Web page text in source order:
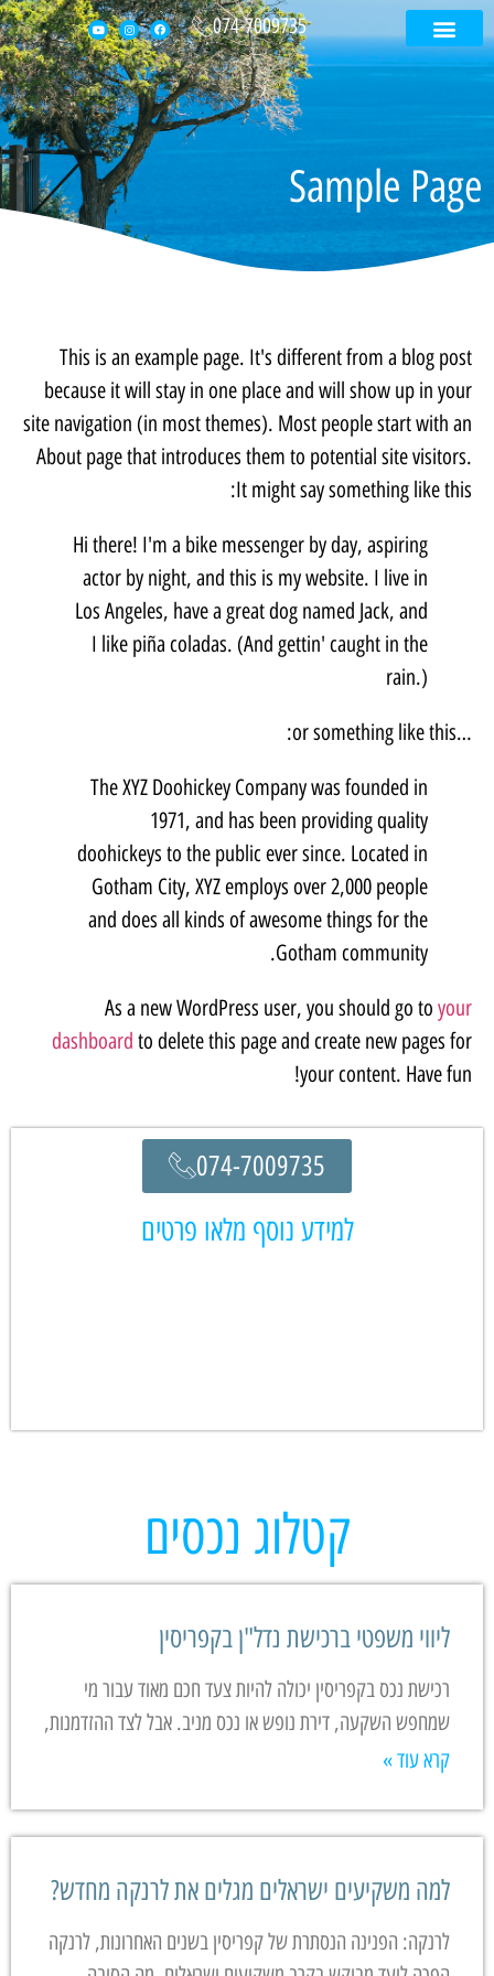
074-7009735
Sample Page
This is an example page. It's different from a blog post
because it will stay in one place and will show up in your
site navigation (in most themes). Most people start with an
About page that introduces them to potential site visitors.
It might say something like this:
Hi there! I'm a bike messenger by day, aspiring
actor by night, and this is my website. I live in
Los Angeles, have a great dog named Jack, and
I like piña coladas. (And gettin' caught in the
rain.)
…or something like this:
The XYZ Doohickey Company was founded in
1971, and has been providing quality
doohickeys to the public ever since. Located in
Gotham City, XYZ employs over 2,000 people
and does all kinds of awesome things for the
Gotham community.
As a new WordPress user, you should go to your
dashboard to delete this page and create new pages for
your content. Have fun!
074-7009735
למידע נוסף מלאו פרטים
קטלוג נכסים
ליווי משפטי ברכישת נדל"ן בקפריסין
רכישת נכס בקפריסין יכולה להיות צעד חכם מאוד עבור מי
שמחפש השקעה, דירת נופש או נכס מניב. אבל לצד ההזדמנות,
קרא עוד »
למה משקיעים ישראלים מגלים את לרנקה מחדש?
לרנקה: הפנינה הנסתרת של קפריסין בשנים האחרונות, לרנקה